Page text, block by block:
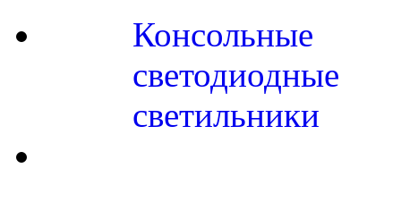
Консольные
светодиодные
светильники